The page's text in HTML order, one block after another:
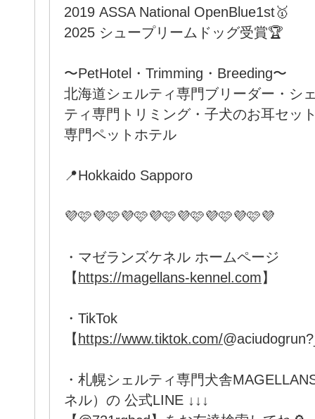
2019 ASSA National OpenBlue1st🥇
2025 シュープリームドッグ受賞🏆
〜PetHotel・Trimming・Breeding〜
北海道シェルティ専門ブリーダー・シ
ティ専門トリミング・子犬のお耳セッ
専門ペットホテル
📍Hokkaido Sapporo
💜🩷💜🩷💜🩷💜🩷💜🩷💜🩷💜🩷💜
・マゼランズケネル ホームページ
【 https://magellans-kennel.com】
・TikTok
【 https://www.tiktok.com/
・札幌シェルティ専門犬舎
ネル）の 公式LINE ↓↓↓